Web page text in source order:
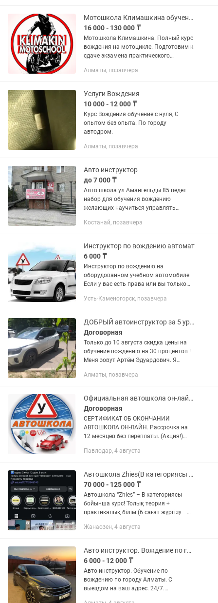
Мотошкола Климашкина обучение вождению на мотоцикле
16 000 - 130 000 ₸
Мотошкола Климашкина. Полный курс
вождения на мотоцикле. Подготовим к
сдаче экзамена практического
преимущества: -собственная закрытая
к...
Алматы, позавчера
Услуги Вождения
10 000 - 12 000 ₸
Курс Вождения обучение с нуля, С
опытом без опыта. По городу
автодром.
Алматы, позавчера
Авто инструктор
до 7 000 ₸
Авто школа ул Амангельды 85 ведет
набор для обучения вождению
желающих научиться управлять
водитеским удостоверением и без на
коробке передач...
Костанай, позавчера
Инструктор по вождению автомат
6 000 ₸
Инструктор по вождению на
оборудованном учебном автомобиле
Если у вас есть права или вы только
Обучение вождению с нуля и
Практические...
Усть-Каменогорск, позавчера
ДОБРЫЙ автоинструктор за 5 ур научит вас водить с нуля по Алматы !
Договорная
Только до 10 августа скидка цены на
обучение вождению на 30 процентов !
Меня зовут Артём Эдуардович. Я
опытом работы автоинструктором в
Алматы, позавчера
Официальная автошкола он-лайн в КЗ. Получение сертификата. ПДД тесты.
Договорная
СЕРТИФИКАТ ОБ ОКОНЧАНИИ
АВТОШКОЛА ОН-ЛАЙН. Рассрочка на
12 месяцев без переплаты. (Акция!)
действия Сертификата об обучении — 2
вопросы...
Павлодар, 4 августа
Автошкола Zhies(B категориясы бойынша курс, курс категории B )
70 000 - 125 000 ₸
Автошкола “Zhies” – B категориясы
бойынша курс! Толық теория +
практикалық білім (6 сағат жүргізу –
категории B! Полный курс теория +
Жанаозен, 4 августа
Авто инструктор. Вождение по городу Алматы
6 000 - 12 000 ₸
Авто инструктор. Обучение по
вождению по городу Алматы. С
выездом на ваш адрес. 24/7.